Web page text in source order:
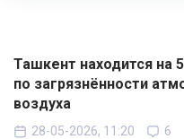
Ташкент находится на
по загрязнённости
воздуха
28-05-2026, 11:20 6